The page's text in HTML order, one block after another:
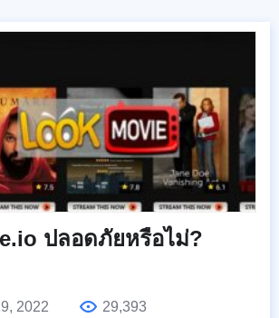
ปลอดภัยหรือไม่?
2022
29,393